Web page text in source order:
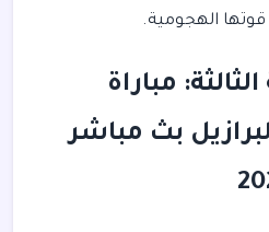
الهجومية.
مباراة
بث مباشر